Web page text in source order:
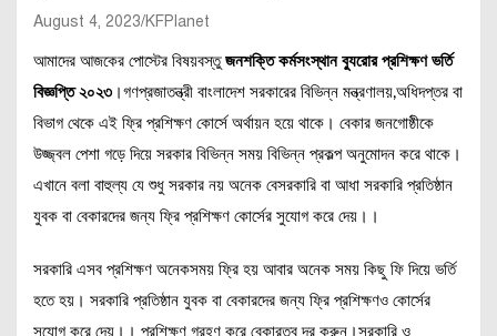
August 4, 2023 KFPlanet
আমাদের আজকের পোস্টের বিষয়বস্তু জনশক্তি কর্মসংস্থান ব্যুরোর প্রশিক্ষণ ভর্তি
বিজ্ঞপ্তি ২০২৩।গণপ্রজাতন্ত্রী বাংলাদেশ সরকারের বিভিন্ন মন্ত্রণালয়,অধিদপ্তর বা
বিভাগ থেকে এই ফ্রি প্রশিক্ষণ কোর্সে অর্থায়ন হয়ে থাকে। বেকার জনগোষ্ঠীকে
উজ্জ্বল পেশা গড়ে দিয়ে সরকার বিভিন্ন সময় বিভিন্ন প্রকল্প অনুমোদন করে থাকে।
এখানে বলা বাহুল্য যে শুধু সরকার নয় অনেক বেসরকারি বা আধা সরকারি প্রতিষ্ঠান
যুবক বা বেকারদের জন্য ফ্রি প্রশিক্ষণ কোর্সের সুযোগ করে দেয়।।
সরকারি এসব প্রশিক্ষণ অনেকসময় ফ্রি হয় আবার অনেক সময় কিছু ফি দিয়ে ভর্তি
হতে হয়। সরকারি প্রতিষ্ঠান যুবক বা বেকারদের জন্য ফ্রি প্রশিক্ষণও কোর্সের
সুযোগ করে দেয়।। প্রশিক্ষণ গ্রহণ করে বেকারত্ব দূর করুন।সরকারি ও